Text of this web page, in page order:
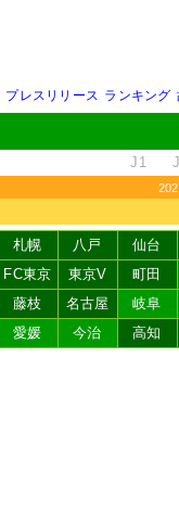
プレスリリース ランキング
J1
札幌 八戸 仙台
FC東京
東京V 町田
藤枝
名古屋 岐阜
愛媛
今治 高知